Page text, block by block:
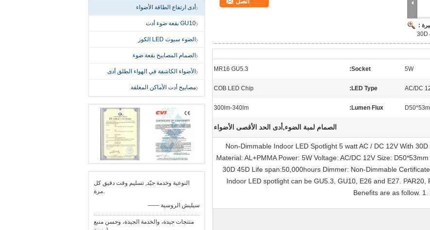
أدى ارتفاع الطاقة الأضواء
GU10 بقعة ضوء أدت
الضوء سبوت LED الكوز
الصمام المصابيح بقعة ضوء
الأضواء الكاشفة في الهواء الطلق أدى
مصابيح أدت الأماكن المغلقة
النوعية وخدمة جيّد, تسليم وقت دقيق كل
مرة.
—— سيليش الروسية
منتجات جيدة، والخدمة الجيدة، وحسن منبع
:
5W
Socket:
MR16 GU5.3
AC/DC
LED Type:
COB LED Chip
Lumen Flux:
300lm-340lm
الصمام لمبة الضوء,أدى الحد الأقصى الأضواء
Non-Dimmable Indoor LED Spotlight 5 watt AC / DC 12V With
Material: AL+PMMA Power: 5W Voltage: AC/DC 12V Size:
30D 45D Life span:50,000hours Dimmer: Non-Dimmable
Indoor LED spotlight can be GU5.3, GU10, E26 and E27. PAR20,
Benefits are as follow.